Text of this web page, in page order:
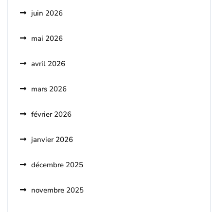
juin 2026
mai 2026
avril 2026
mars 2026
février 2026
janvier 2026
décembre 2025
novembre 2025